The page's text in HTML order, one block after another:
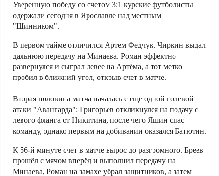
Уверенную победу со счетом 3:1 курские футболисты
одержали сегодня в Ярославле над местным
"Шинником".
В первом тайме отличился Артем Федчук. Чиркин выдал
дальнюю передачу на Минаева, Роман эффектно
развернулся и сыграл левее на Артёма, а тот метко
пробил в ближний угол, открыв счет в матче.
Вторая половина матча началась с еще одной голевой
атаки "Авангарда": Григорьев откликнулся на подачу с
левого фланга от Никитина, после чего Яшин спас
команду, однако первым на добивании оказался Батютин.
К 56-й минуте счет в матче вырос до разгромного. Бреев
прошёл с мячом вперёд и выполнил передачу на
Минаева, Роман на замахе убрал защитников, а затем